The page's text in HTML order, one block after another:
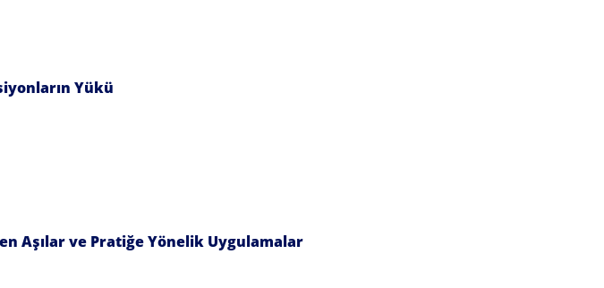
Yükü
Aşılar ve Pratiğe Yönelik Uygulamalar